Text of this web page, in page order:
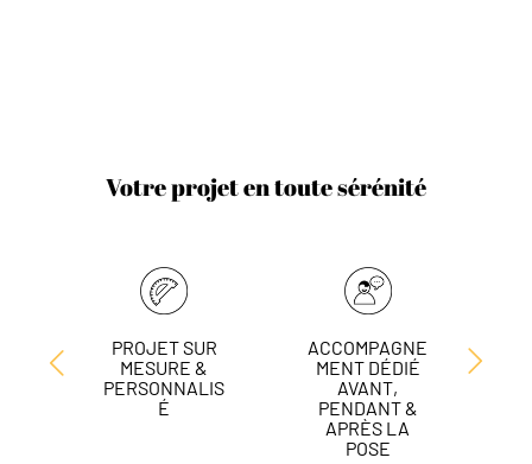
Votre projet en toute sérénité
PROJET SUR
MESURE &
PERSONNALIS
É
ACCOMPAGNE
MENT DÉDIÉ
AVANT,
PENDANT &
APRÈS LA
POSE